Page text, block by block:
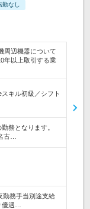
勤なし
周辺機器について
年以上取引する業
キル初級／シフト
務となります。
古…
勤務手当別途支給
遇…